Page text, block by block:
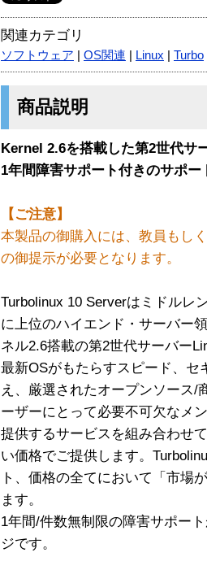
関連カテゴリ
ソフトウェア OS関連 Linux Turbo
商品説明
Kernel 2.6を搭載した第2世代サ
1年間障害サポート付きのサポ
【ご注意】
本製品の御購入には、教員もし
の御提示が必要となります。
Turbolinux 10 Serverはミドルレ
に上位のハイエンド・サーバー
ネル2.6搭載の第2世代サーバー
最新OSがもたらすスピード、
え、厳選されたオープンソース/
ーザーにとって必要不可欠なメ
提供するサービスを組み合わせ
い価格でご提供します。
ト、価格の全てにおいて「市場
ます。
1年間/件数無制限の障害サポー
ジです。